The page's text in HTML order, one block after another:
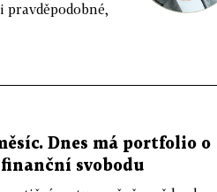
Dnes má portfolio o
svobodu